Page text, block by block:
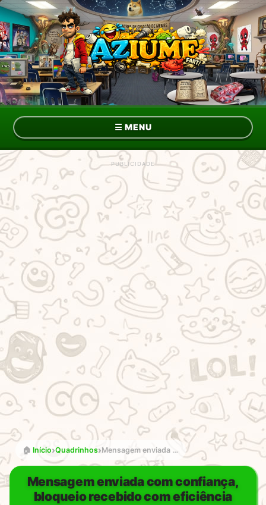
☰ MENU
Topo
🏠 Início›Quadrinhos› Mensagem enviada com confiança, bloqueio recebido com eficiência
Mensagem enviada com confiança,
bloqueio recebido com eficiência